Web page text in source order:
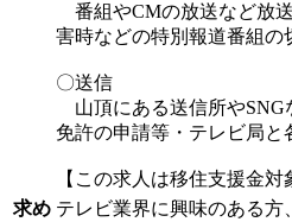
番組やCMの放送など放
害時などの特別報道番組の
〇送信
山頂にある送信所やSNG
免許の申請等・テレビ局と
【この求人は移住支援金対
求め テレビ業界に興味のある方